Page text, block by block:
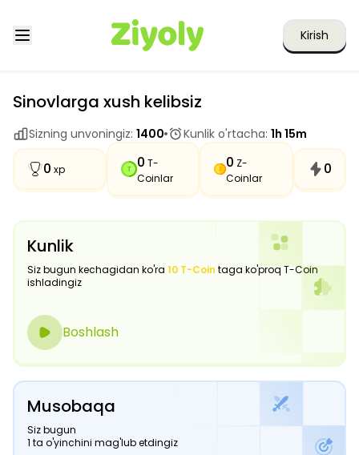
Kirish
Sinovlarga xush kelibsiz
Sizning unvoningiz: 1400 Kunlik o'rtacha: 1h 15m
0 xp 0 T-
Coinlar
0 Z-
Coinlar
0
Kunlik
Siz bugun kechagidan ko'ra 10 T-Coin taga ko'proq T-Coin
ishladingiz
Boshlash
Musobaqa
Siz bugun
1 ta o'yinchini mag'lub etdingiz